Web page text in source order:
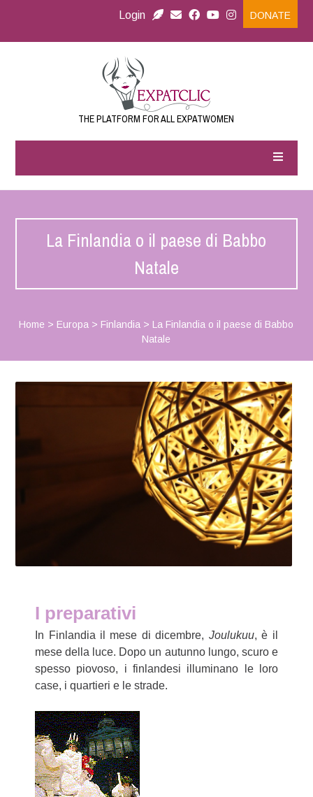
Login DONATE
THE PLATFORM FOR ALL EXPATWOMEN
La Finlandia o il paese di Babbo
Natale
Home >Europa >Finlandia >La Finlandia o il paese di Babbo
Natale
I preparativi
In Finlandia il mese di dicembre, Joulukuu, è il
mese della luce. Dopo un autunno lungo, scuro e
spesso piovoso, i finlandesi illuminano le loro
case, i quartieri e le strade.